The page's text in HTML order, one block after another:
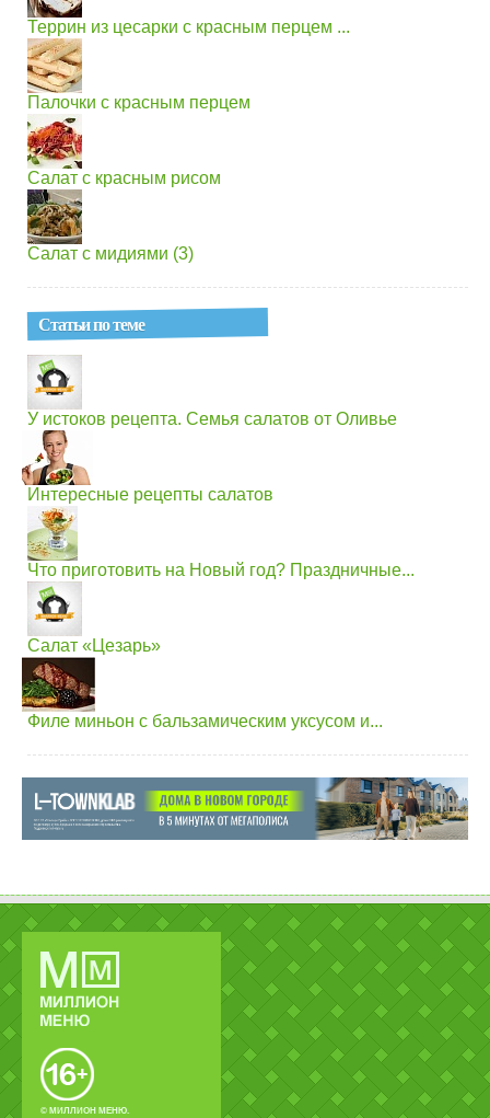
Террин из цесарки с красным перцем ...
Палочки с красным перцем
Салат с красным рисом
Салат с мидиями (3)
Статьи по теме
У истоков рецепта. Семья салатов от Оливье
Интересные рецепты салатов
Что приготовить на Новый год? Праздничные...
Салат «Цезарь»
Филе миньон с бальзамическим уксусом и...
© МИЛЛИОН МЕНЮ.